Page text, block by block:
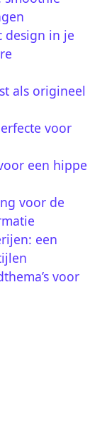
design in je
als origineel
voor
een hippe
voor de
een
voor